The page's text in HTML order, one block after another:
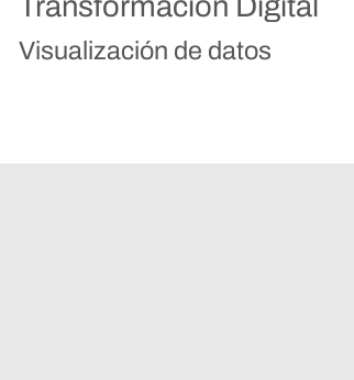
Visualización de datos